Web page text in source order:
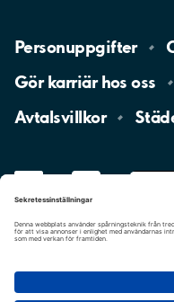
Personuppgifter
Gör karriär hososs
Avtalsvillkor